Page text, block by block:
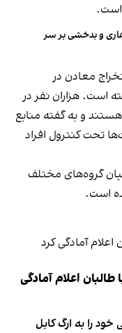
است.
و بدخشی بر سر
معادن در
است. هزاران نفر در
و به گفته منابع
تحت کنترول افراد
گروه‌های مختلف
است.
اعلام آمادگی
را به ارگ کابل